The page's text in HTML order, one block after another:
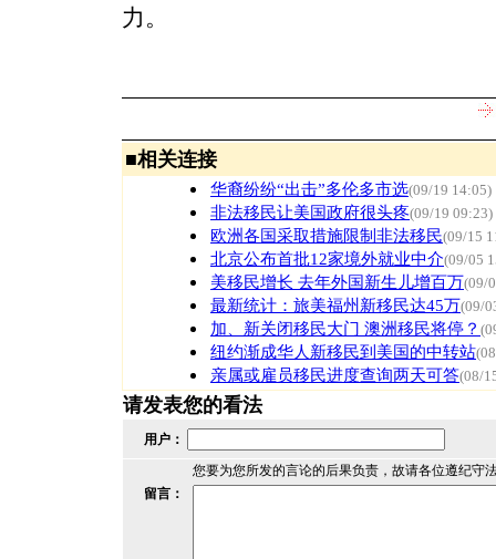
力。
■相关连接
华裔纷纷“出击”多伦多市选(09/19 14:05)
非法移民让美国政府很头疼(09/19 09:23)
欧洲各国采取措施限制非法移民(09/15
北京公布首批12家境外就业中介(09/05
美移民增长 去年外国新生儿增百万(09/
最新统计：旅美福州新移民达45万(09/
加、新关闭移民大门 澳洲移民将停？
纽约渐成华人新移民到美国的中转站
亲属或雇员移民进度查询两天可答(08/
请发表您的看法
用户：
您要为您所发的言论的后果负责，故请各位遵纪守
留言：